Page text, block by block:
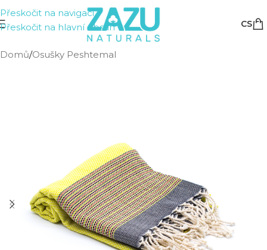
Přeskočit na navigaci
Přeskočit na hlavní obsah
CS
Domů/Osušky Peshtemal